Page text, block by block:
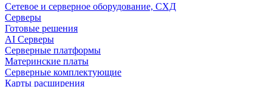
Сетевое и серверное оборудование, СХД
Cерверы
Готовые решения
AI Серверы
Серверные платформы
Материнские платы
Серверные комплектующие
Карты расширения